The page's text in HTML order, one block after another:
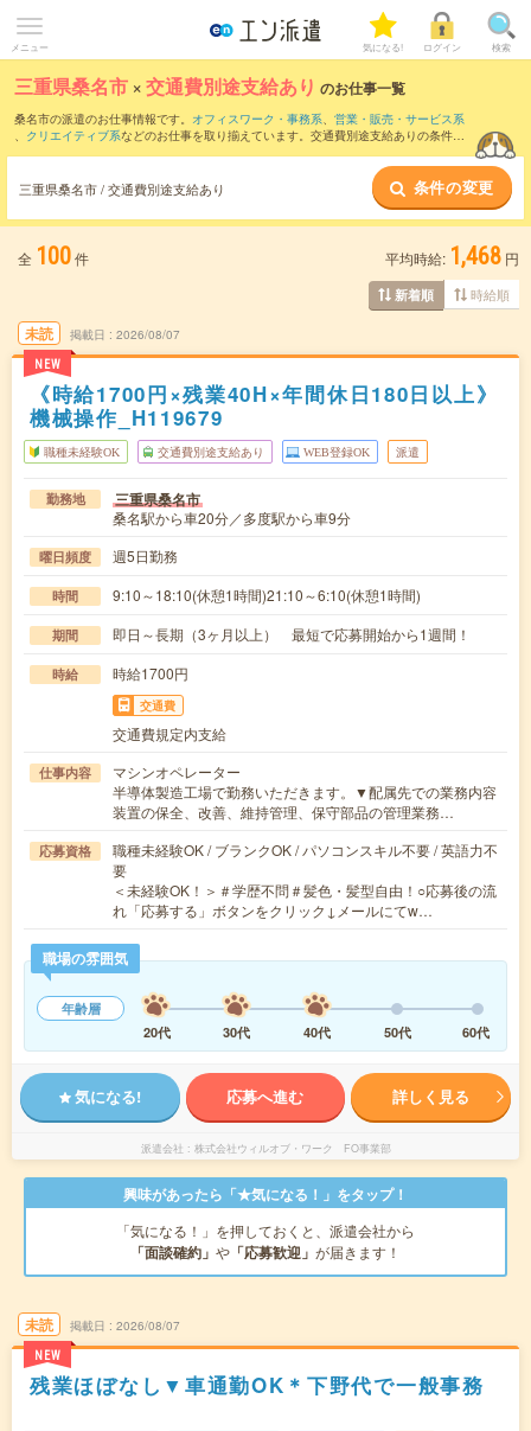
メニュー 気になる! ログイン 検索
三重県桑名市 ×交通費別途支給あり のお仕事一覧
桑名市の派遣のお仕事情報です。 オフィスワーク・事務系、 営業・販売・サービス系
、 クリエイティブ系などのお仕事を取り揃えています。交通費別途支給ありの条件の
三重県桑名市 / 交通費別途支給あり 条件の変更
全 100件 平均時給: 1,468 円
新着順 時給順
未読
NEW
掲載日 2026/08/07
《時給1700円×残業40H×年間休日180日以上》
機械操作_H119679
職種未経験OK 交通費別途支給あり WEB登録OK 派遣
勤務地 三重県桑名市
桑名駅から車20分／多度駅から車9分
曜日頻度 週5日勤務
時間 9:10～18:10(休憩1時間)21:10～6:10(休憩1時間)
期間 即日～長期（3ヶ月以上） 最短で応募開始から1週間！
時給 時給1700円
交通費
交通費規定内支給
仕事内容
マシンオペレーター
半導体製造工場で勤務いただきます。▼配属先での業務内容
装置の保全、改善、維持管理、保守部品の管理業務…
応募資格
職種未経験OK / ブランクOK / パソコンスキル不要 / 英語力不
要
＜未経験OK！＞＃学歴不問＃髪色・髪型自由！○応募後の流
れ「応募する」ボタンをクリック↓メールにてw…
職場の雰囲気
年齢層
20代
30代 40代 50代 60代
気になる! 応募へ進む 詳しく見る
派遣会社 株式会社ウィルオブ・ワーク FO事業部
興味があったら「★気になる！」をタップ！
「気になる！」を押しておくと、派遣会社から
「面談確約」 や 「応募歓迎」 が届きます！
未読
NEW
掲載日 2026/08/07
残業ほぼなし▼車通勤OK＊下野代で一般事務